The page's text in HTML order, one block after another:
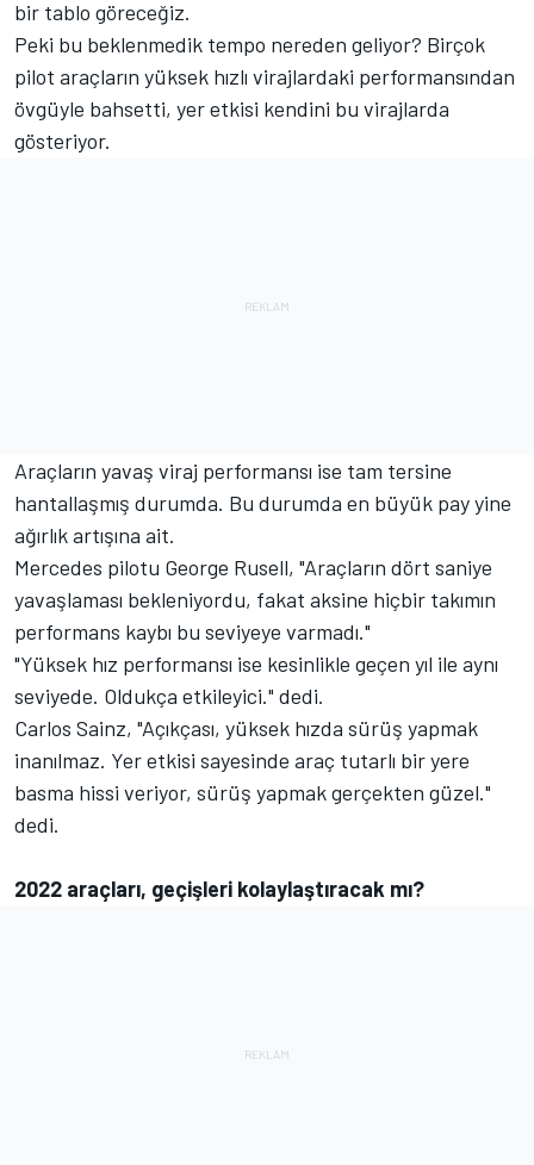
bir tablo göreceğiz.
Peki bu beklenmedik tempo nereden geliyor? Birçok
pilot araçların yüksek hızlı virajlardaki performansından
övgüyle bahsetti, yer etkisi kendini bu virajlarda
gösteriyor.
Araçların yavaş viraj performansı ise tam tersine
hantallaşmış durumda. Bu durumda en büyük pay yine
ağırlık artışına ait.
Mercedes pilotu George Rusell, "Araçların dört saniye
yavaşlaması bekleniyordu, fakat aksine hiçbir takımın
performans kaybı bu seviyeye varmadı."
"Yüksek hız performansı ise kesinlikle geçen yıl ile aynı
seviyede. Oldukça etkileyici." dedi.
Carlos Sainz, "Açıkçası, yüksek hızda sürüş yapmak
inanılmaz. Yer etkisi sayesinde araç tutarlı bir yere
basma hissi veriyor, sürüş yapmak gerçekten güzel."
dedi.
2022 araçları, geçişleri kolaylaştıracak mı?